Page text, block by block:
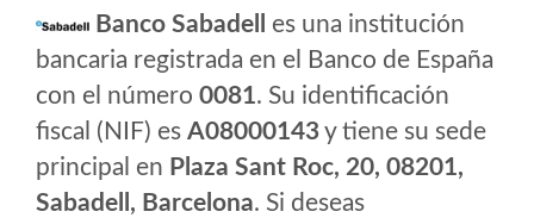
Banco Sabadell
es una institución
bancaria registrada en el Banco de España
con el número 0081. Su identificación
fiscal (NIF) es A08000143y tiene su sede
principal en Plaza Sant Roc, 20, 08201,
Sabadell, Barcelona. Si deseas